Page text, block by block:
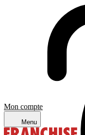
Mon compte
Menu